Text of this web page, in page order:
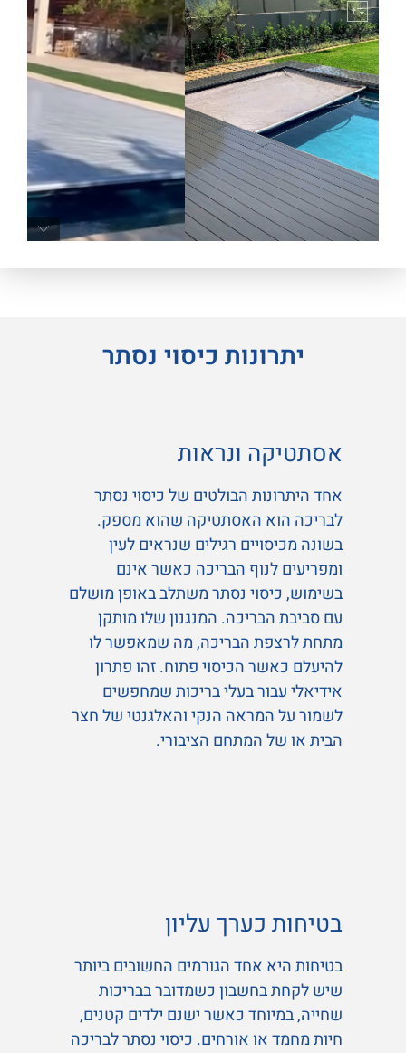
כיסויי בטיחות הידראוליים לבריכות
יתרונות כיסוי נסתר
אסתטיקה ונראות
אחד היתרונות הבולטים של כיסוי נסתר
לבריכה הוא האסתטיקה שהוא מספק.
בשונה מכיסויים רגילים שנראים לעין
ומפריעים לנוף הבריכה כאשר אינם
בשימוש, כיסוי נסתר משתלב באופן מושלם
עם סביבת הבריכה. המנגנון שלו מותקן
מתחת לרצפת הבריכה, מה שמאפשר לו
להיעלם כאשר הכיסוי פתוח. זהו פתרון
אידיאלי עבור בעלי בריכות שמחפשים
לשמור על המראה הנקי והאלגנטי של חצר
הבית או של המתחם הציבורי.
בטיחות כערך עליון
בטיחות היא אחד הגורמים החשובים ביותר
שיש לקחת בחשבון כשמדובר בבריכות
שחייה, במיוחד כאשר ישנם ילדים קטנים,
חיות מחמד או אורחים. כיסוי נסתר לבריכה